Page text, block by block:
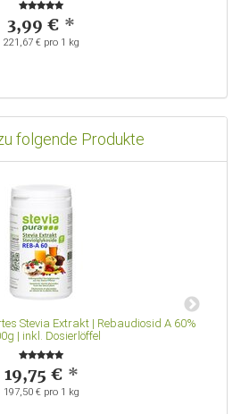
3,99 € *
221,67 € pro 1 kg
folgende Produkte
Stevia Extrakt | Rebaudiosid A 60%
| inkl. Dosierlöffel
19,75 € *
197,50 € pro 1 kg